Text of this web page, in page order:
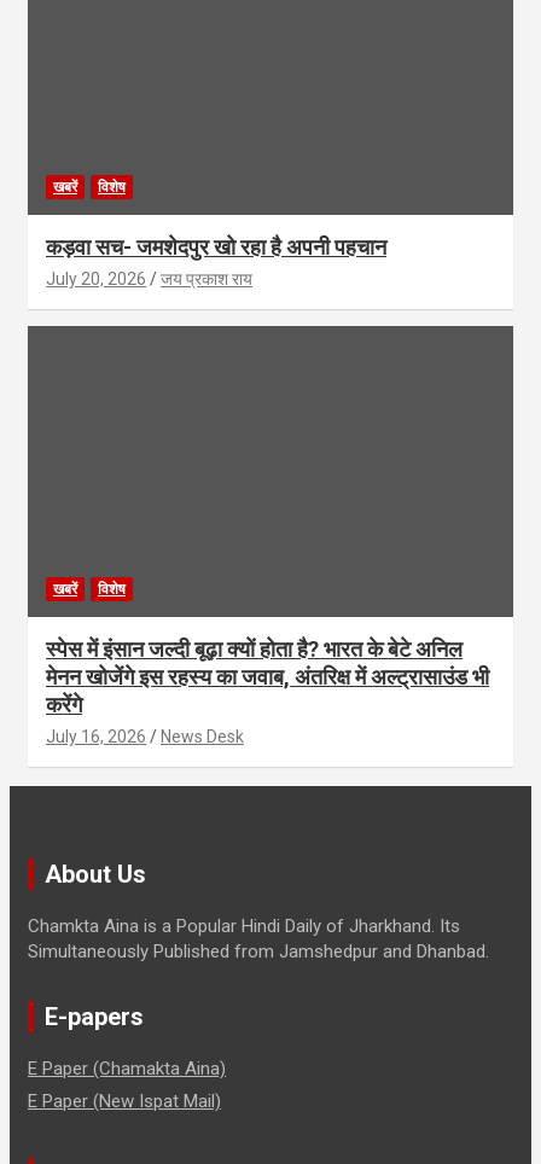
खबरें विशेष
कड़वा सच- जमशेदपुर खो रहा है अपनी पहचान
July 20, 2026 जय प्रकाश राय
खबरें विशेष
स्पेस में इंसान जल्दी बूढ़ा क्यों होता है? भारत के बेटे अनिल
मेनन खोजेंगे इस रहस्य का जवाब, अंतरिक्ष में अल्ट्रासाउंड भी
करेंगे
July 16, 2026 News Desk
About Us
Chamkta Aina is a Popular Hindi Daily of Jharkhand. Its
Simultaneously Published from Jamshedpur and Dhanbad.
E-papers
E Paper (Chamakta Aina)
E Paper (New Ispat Mail)